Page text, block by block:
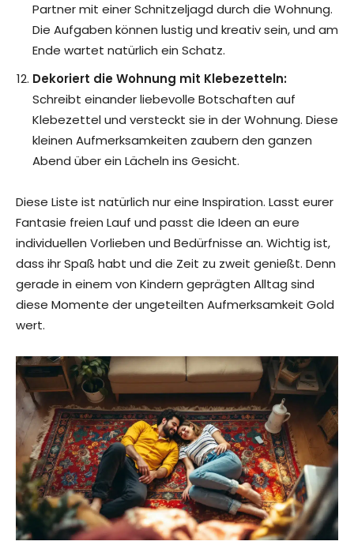
Partner mit einer Schnitzeljagd durch die Wohnung.
Die Aufgaben können lustig und kreativ sein, und am
Ende wartet natürlich ein Schatz.
Dekoriert die Wohnung mit Klebezetteln:
Schreibt einander liebevolle Botschaften auf
Klebezettel und versteckt sie in der Wohnung. Diese
kleinen Aufmerksamkeiten zaubern den ganzen
Abend über ein Lächeln ins Gesicht.
Diese Liste ist natürlich nur eine Inspiration. Lasst eurer
Fantasie freien Lauf und passt die Ideen an eure
individuellen Vorlieben und Bedürfnisse an. Wichtig ist,
dass ihr Spaß habt und die Zeit zu zweit genießt. Denn
gerade in einem von Kindern geprägten Alltag sind
diese Momente der ungeteilten Aufmerksamkeit Gold
wert.